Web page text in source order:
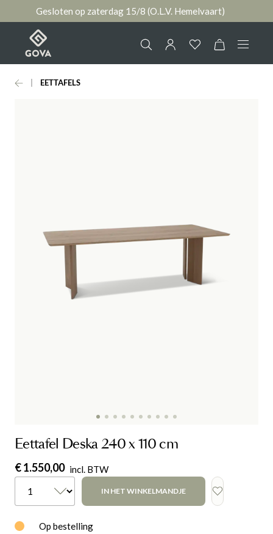
Gesloten op zaterdag 15/8 (O.L.V. Hemelvaart)
Collectie
Contact
EETTAFELS
Eettafel Deska 240 x 110 cm
€ 1.550,00 incl. BTW
IN HET WINKELMANDJE
Op bestelling